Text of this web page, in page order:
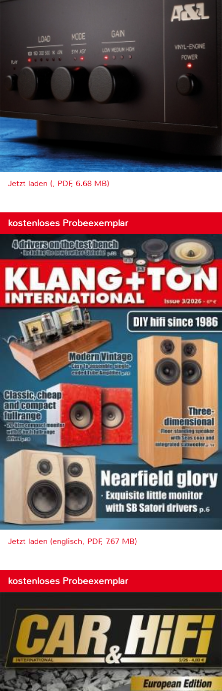
Jetzt laden (, PDF, 6.68 MB)
kostenloses Probeexemplar
Jetzt laden (englisch, PDF, 7.67 MB)
kostenloses Probeexemplar